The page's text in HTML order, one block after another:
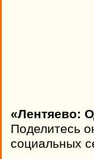
«Лентяево:
Поделитесь
социальных